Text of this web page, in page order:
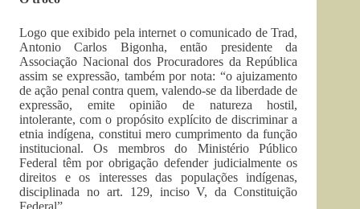
Logo que exibido pela internet o comunicado de Trad,
Antonio Carlos Bigonha, então presidente da
Associação Nacional dos Procuradores da República
assim se expressão, também por nota: “o ajuizamento
de ação penal contra quem, valendo-se da liberdade de
expressão, emite opinião de natureza hostil,
intolerante, com o propósito explícito de discriminar a
etnia indígena, constitui mero cumprimento da função
institucional. Os membros do Ministério Público
Federal têm por obrigação defender judicialmente os
direitos e os interesses das populações indígenas,
disciplinada no art. 129, inciso V, da Constituição
Federal”.